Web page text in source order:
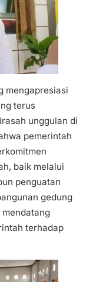
mengapresiasi
terus
unggulan di
pemerintah
baik melalui
penguatan
gedung
terhadap